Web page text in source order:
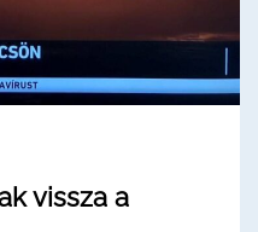
vissza a